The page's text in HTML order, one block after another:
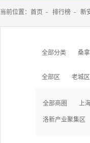
当前位置： 首页 - 排行榜 - 新
全部分类 桑
全部区 老城区
全部商圈 上
洛新产业聚集区